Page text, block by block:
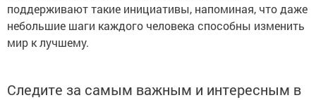
поддерживают такие инициативы, напоминая, что даже
небольшие шаги каждого человека способны изменить
мир к лучшему.
Следите за самым важным и интересным в